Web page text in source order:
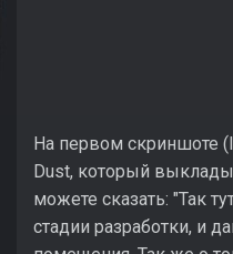
На первом скриншоте
Dust, который
можете сказать: "Так
стадии разработки, и